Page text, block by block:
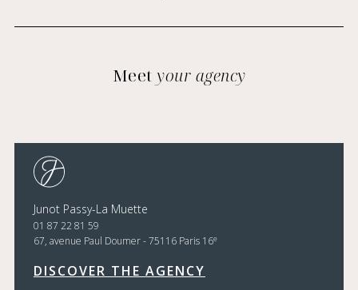
Meet your agency
Junot Passy-La Muette
01 87 22 81 59
67, avenue Paul Doumer - 75116 Paris 16e
DISCOVER THE AGENCY